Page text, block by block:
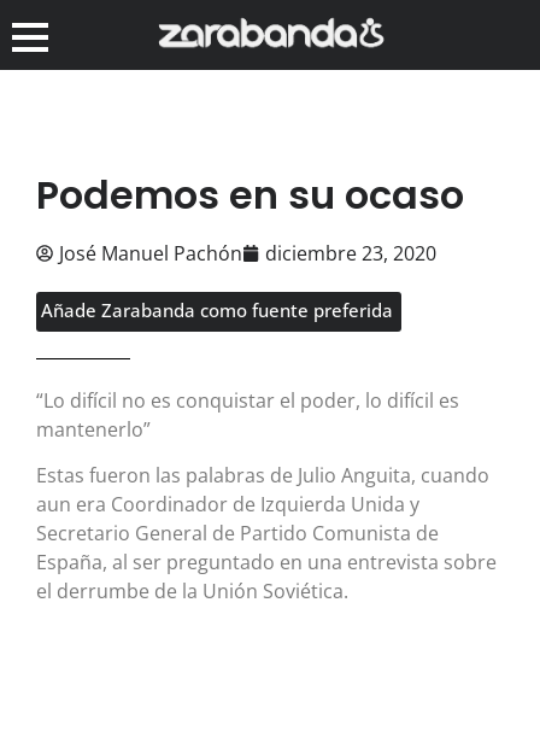
Podemos en su ocaso
José Manuel Pachón diciembre 23, 2020
Añade Zarabanda como fuente preferida
“Lo difícil no es conquistar el poder, lo difícil es
mantenerlo”
Estas fueron las palabras de Julio Anguita, cuando
aun era Coordinador de Izquierda Unida y
Secretario General de Partido Comunista de
España, al ser preguntado en una entrevista sobre
el derrumbe de la Unión Soviética.